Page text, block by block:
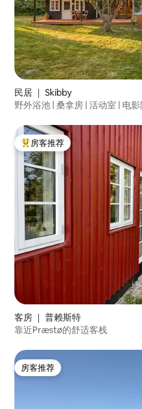
民居 ｜ Skibby
野外浴池 | 桑拿房 | 活动室 | 电
热门「房客推荐」
房客推荐
客房 ｜ 普赖斯特
靠近Præstø的舒适客栈
房客推荐
房客推荐